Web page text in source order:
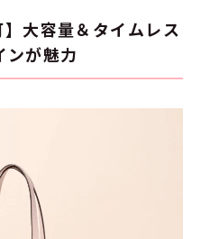
】大容量＆タイムレス
ンが魅力